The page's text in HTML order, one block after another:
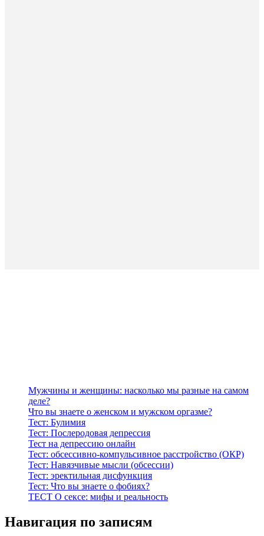
Мужчины и женщины: насколько мы разные на самом
деле?
Что вы знаете о женском и мужском оргазме?
Тест: Булимия
Тест: Послеродовая депрессия
Тест на депрессию онлайн
Тест: обсессивно-компульсивное расстройство (ОКР)
Тест: Навязчивые мысли (обсессии)
Тест: эректильная дисфункция
Тест: Что вы знаете о фобиях?
ТЕСТ О сексе: мифы и реальность
Навигация по записям